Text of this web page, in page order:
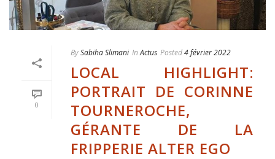
0
BySabiha Slimani In Actus Posted4 février 2022
LOCAL HIGHLIGHT:
PORTRAIT DE CORINNE
TOURNEROCHE,
GÉRANTE DE LA
FRIPPERIE ALTER EGO